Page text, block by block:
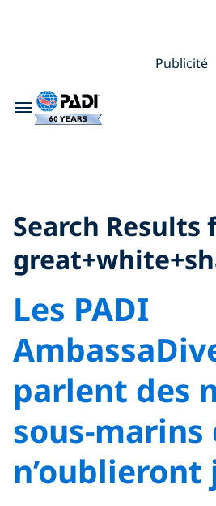
Publicité
Toggle navigation
Search Results
Les PADI
parlent des
sous-marins
n’oublieront